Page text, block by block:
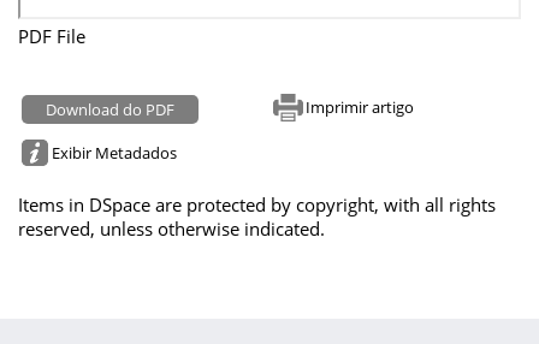
PDF File
Download do PDF Imprimir artigo
Exibir Metadados
Items in DSpace are protected by copyright, with all rights
reserved, unless otherwise indicated.